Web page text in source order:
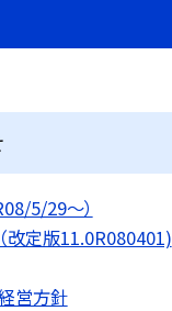
5/29〜）
改定版11.0R080401)
営方針